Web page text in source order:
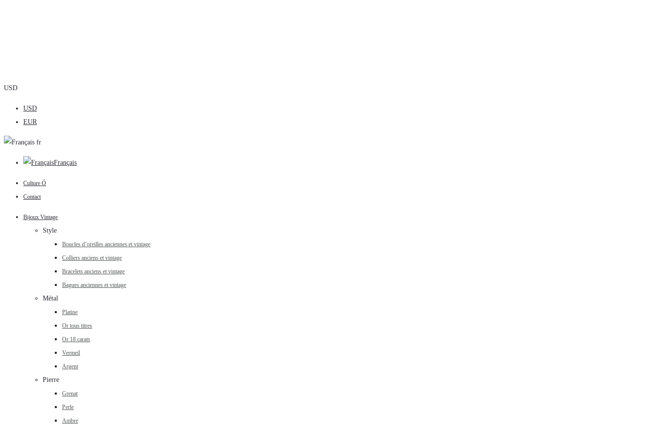
USD
USD
EUR
fr
Français
Culture Ó
Contact
Bijoux Vintage
Style
Boucles d’oreilles anciennes et vintage
Colliers anciens et vintage
Bracelets anciens et vintage
Bagues anciennes et vintage
Métal
Platine
Or tous titres
Or 18 carats
Vermeil
Argent
Pierre
Grenat
Perle
Ambre